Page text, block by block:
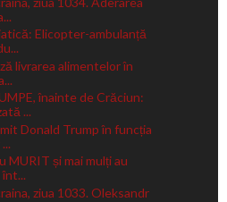
Elicopter-ambulanță
livrarea alimentelor în
înainte de Crăciun:
...
Donald Trump în funcția
MURIT și mai mulți au
ziua 1033. Oleksandr